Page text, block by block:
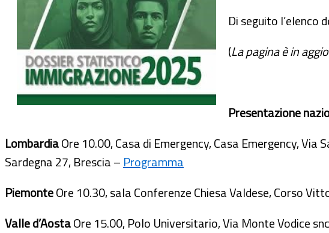
Di seguito l’elenco
(La pagina è in
Presentazione
LombardiaOre 10.00, Casa di Emergency, Casa Emergency, Via
Sardegna 27, Brescia – Programma
PiemonteOre 10.30, sala Conferenze Chiesa Valdese, Corso
Valle d’AostaOre 15.00, Polo Universitario, Via Monte Vodice